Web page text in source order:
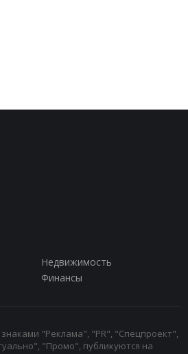
Недвижимость
Финансы
"Реклама", "PR", "Спецпроект",
"Промо", публикуются на